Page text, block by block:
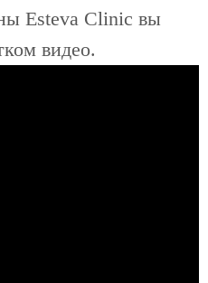
Esteva Clinic вы
видео.